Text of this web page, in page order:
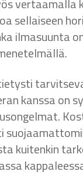
vertaamalla
sellaiseen
ilmasuunta
kanssa on
kuitenkin